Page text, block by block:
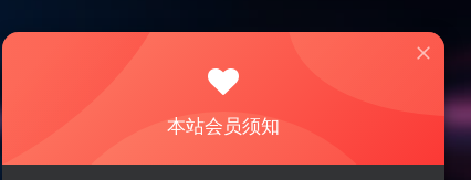
本站会员须知